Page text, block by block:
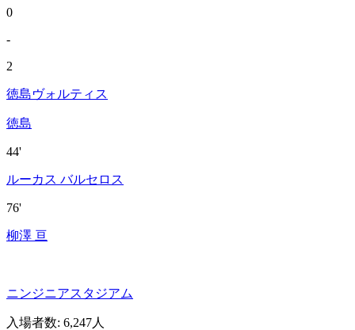
0
-
2
徳島ヴォルティス
徳島
44'
ルーカス バルセロス
76'
柳澤 亘
ニンジニアスタジアム
入場者数: 6,247人